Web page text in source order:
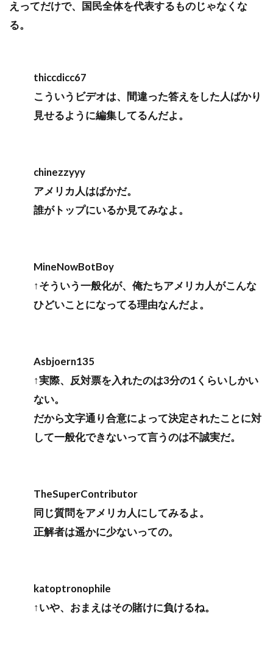
えってだけで、国民全体を代表するものじゃなくな
る。
thiccdicc67
こういうビデオは、間違った答えをした人ばかり
見せるように編集してるんだよ。
chinezzyyy
アメリカ人はばかだ。
誰がトップにいるか見てみなよ。
MineNowBotBoy
↑そういう一般化が、俺たちアメリカ人がこんな
ひどいことになってる理由なんだよ。
Asbjoern135
↑実際、反対票を入れたのは3分の1くらいしかい
ない。
だから文字通り合意によって決定されたことに対
して一般化できないって言うのは不誠実だ。
TheSuperContributor
同じ質問をアメリカ人にしてみるよ。
正解者は遥かに少ないっての。
katoptronophile
↑いや、おまえはその賭けに負けるね。